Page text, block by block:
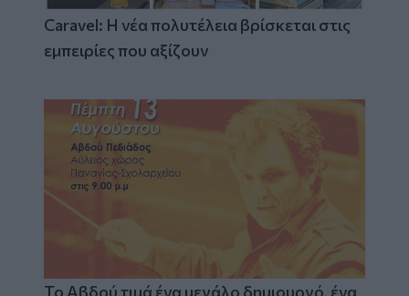
Caravel: Η νέα πολυτέλεια βρίσκεται στις
εμπειρίες που αξίζουν
Το Αβδού τιμά ένα μεγάλο δημιουργό, ένα